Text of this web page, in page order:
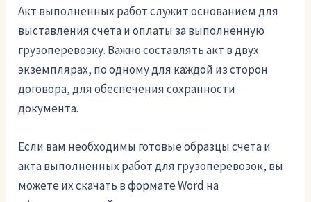
Акт выполненных работ служит основанием для
выставления счета и оплаты за выполненную
грузоперевозку. Важно составлять акт в двух
экземплярах, по одному для каждой из сторон
договора, для обеспечения сохранности
документа.
Если вам необходимы готовые образцы счета и
акта выполненных работ для грузоперевозок, вы
можете их скачать в формате Word на